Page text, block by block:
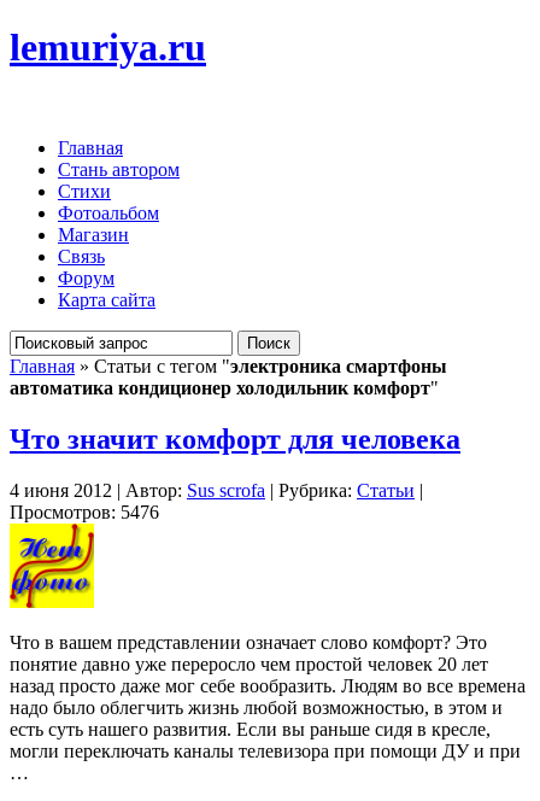
lemuriya.ru
Главная
Стань автором
Стихи
Фотоальбом
Магазин
Связь
Форум
Карта сайта
Главная » Статьи с тегом "электроника смартфоны
автоматика кондиционер холодильник комфорт"
Что значит комфорт для человека
4 июня 2012 | Автор: Sus scrofa | Рубрика: Статьи |
Просмотров: 5476
Что в вашем представлении означает слово комфорт? Это
понятие давно уже переросло чем простой человек 20 лет
назад просто даже мог себе вообразить. Людям во все времена
надо было облегчить жизнь любой возможностью, в этом и
есть суть нашего развития. Если вы раньше сидя в кресле,
могли переключать каналы телевизора при помощи ДУ и при
…